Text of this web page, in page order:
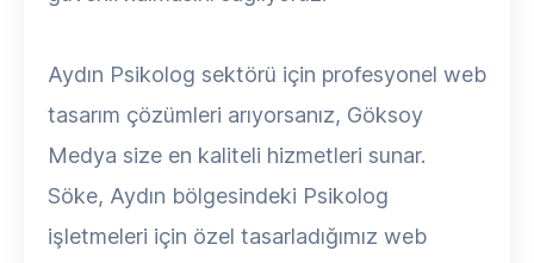
Aydın Psikolog sektörü için profesyonel web
tasarım çözümleri arıyorsanız, Göksoy
Medya size en kaliteli hizmetleri sunar.
Söke, Aydın bölgesindeki Psikolog
işletmeleri için özel tasarladığımız web